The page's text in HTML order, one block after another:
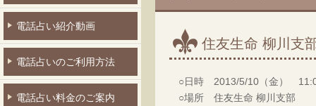
電話占い紹介動画
電話占いのご利用方法
電話占い料金のご案内
住友生命 柳川支
○日時 2013/5/10（金）
○場所 住友生命 柳川支部